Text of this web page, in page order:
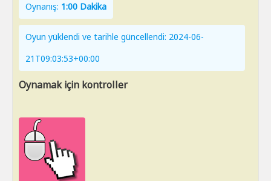
Oynanış: 1:00 Dakika
Oyun yüklendi ve tarihle güncellendi: 2024-06-
21T09:03:53+00:00
Oynamak için kontroller